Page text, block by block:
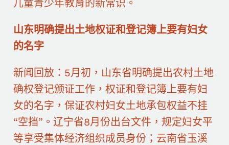
儿童青少年教育的新常识。
山东明确提出土地权证和登记簿上要有妇女
的名字
新闻回放：5月初，山东省明确提出农村土地
确权登记颁证工作，权证和登记簿上要有妇
女的名字，保证农村妇女土地承包权益不挂
“空挡”。辽宁省8月份出台文件，规定妇女平
等享受集体经济组织成员身份；云南省玉溪